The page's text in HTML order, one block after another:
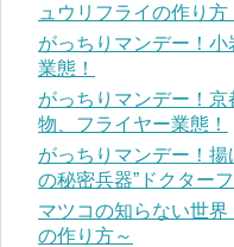
ュウリフライの作り方
がっちりマンデー！
業態！
がっちりマンデー！
物、フライヤー業態！
がっちりマンデー！
の秘密兵器”ドクター
マツコの知らない世
の作り方～